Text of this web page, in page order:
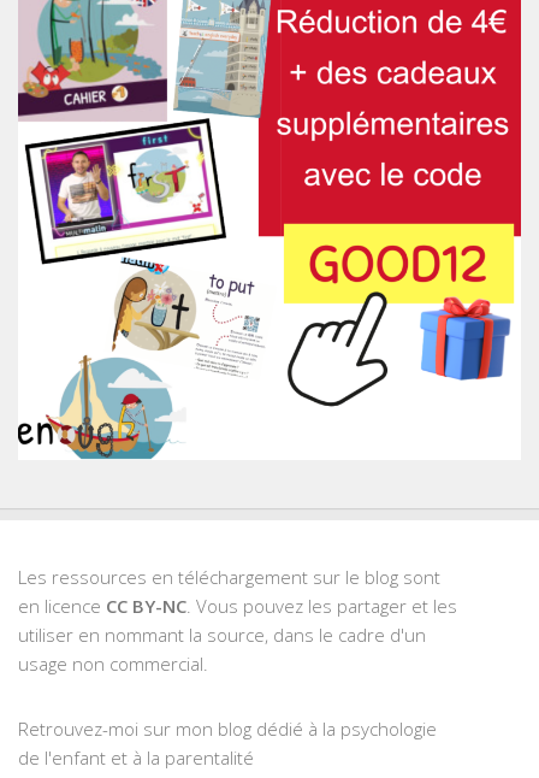
Les ressources en téléchargement sur le blog sont
en licence CC BY-NC . Vous pouvez les partager et les
utiliser en nommant la source, dans le cadre d'un
usage non commercial.
Retrouvez-moi sur mon blog dédié à la psychologie
de l'enfant et à la parentalité